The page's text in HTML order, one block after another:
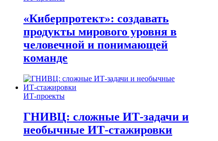
«Киберпротект»: создавать
продукты мирового уровня в
человечной и понимающей
команде
ИТ-проекты
ГНИВЦ: сложные ИТ‑задачи и
необычные ИТ‑стажировки